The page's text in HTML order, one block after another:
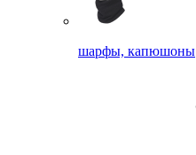
шарфы, капюшоны